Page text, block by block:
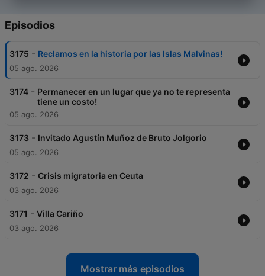
Episodios
3175 - Reclamos en la historia por las Islas Malvinas!
05 ago. 2026
3174 - Permanecer en un lugar que ya no te representa
tiene un costo!
05 ago. 2026
3173 - Invitado Agustín Muñoz de Bruto Jolgorio
05 ago. 2026
3172 - Crisis migratoria en Ceuta
03 ago. 2026
3171 - Villa Cariño
03 ago. 2026
Mostrar más episodios